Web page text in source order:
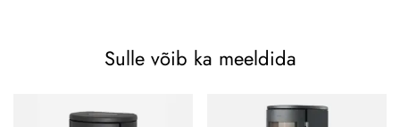
Sulle võib ka meeldida